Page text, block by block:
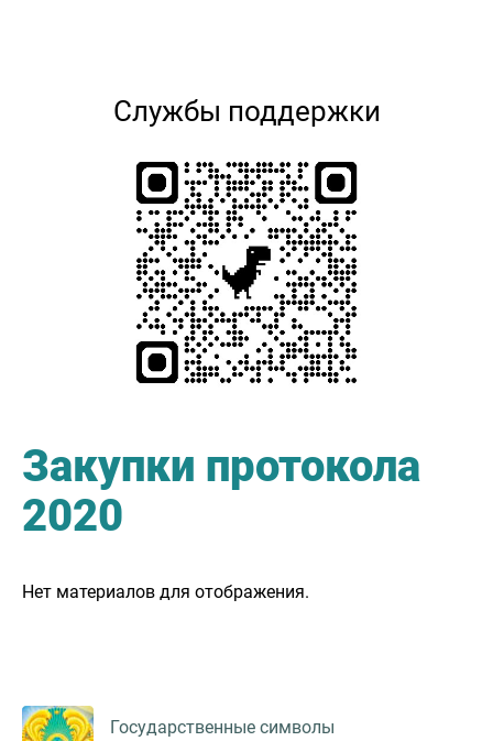
Службы поддержки
Закупки протокола
2020
Нет материалов для отображения.
Государственные символы